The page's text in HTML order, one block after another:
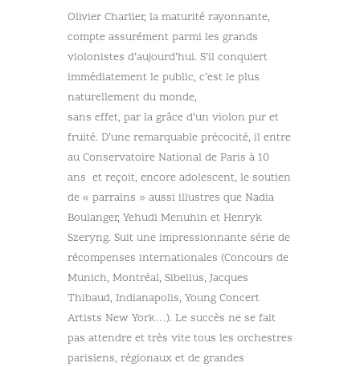
Olivier Charlier, la maturité rayonnante,
compte assurément parmi les grands
violonistes d’aujourd’hui. S’il conquiert
immédiatement le public, c’est le plus
naturellement du monde,
sans effet, par la grâce d’un violon pur et
fruité. D’une remarquable précocité, il entre
au Conservatoire National de Paris à 10
ans et reçoit, encore adolescent, le soutien
de « parrains » aussi illustres que Nadia
Boulanger, Yehudi Menuhin et Henryk
Szeryng. Suit une impressionnante série de
récompenses internationales (Concours de
Munich, Montréal, Sibelius, Jacques
Thibaud, Indianapolis, Young Concert
Artists New York…). Le succès ne se fait
pas attendre et très vite tous les orchestres
parisiens, régionaux et de grandes